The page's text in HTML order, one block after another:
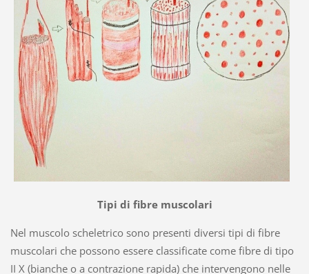
Tipi di fibre muscolari
Nel muscolo scheletrico sono presenti diversi tipi di fibre
muscolari che possono essere classificate come fibre di tipo
II X (bianche o a contrazione rapida) che intervengono nelle